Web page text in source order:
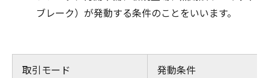
ブレーク）が発動する条件のことをいいます。
取引モード 発動条件